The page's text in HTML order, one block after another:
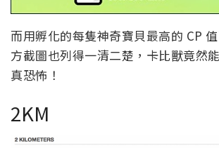
而用孵化的每隻神奇寶貝最高的 CP
方截圖也列得一清二楚，卡比獸竟然
真恐怖！
2KM